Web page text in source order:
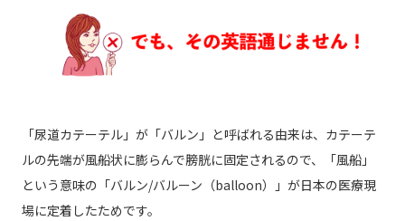
「尿道カテーテル」が「バルン」と呼ばれる由来は、カテーテ
ルの先端が風船状に膨らんで膀胱に固定されるので、「風船」
という意味の「バルン/バルーン（balloon）」が日本の医療現
場に定着したためです。